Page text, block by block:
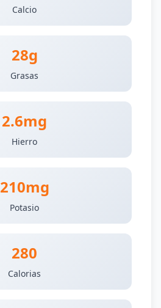
Calcio
28g
Grasas
2.6mg
Hierro
210mg
Potasio
280
Calorias